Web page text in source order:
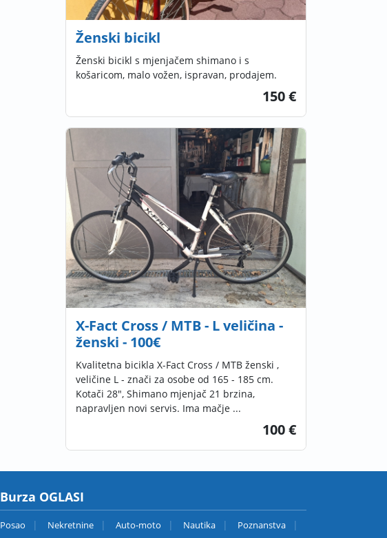
Ženski bicikl
Ženski bicikl s mjenjačem shimano i s
košaricom, malo vožen, ispravan, prodajem.
150 €
X-Fact Cross / MTB - L veličina -
ženski - 100€
Kvalitetna bicikla X-Fact Cross / MTB ženski ,
veličine L - znači za osobe od 165 - 185 cm.
Kotači 28", Shimano mjenjač 21 brzina,
napravljen novi servis. Ima mačje ...
100 €
Burza OGLASI
Posao Nekretnine Auto-moto Nautika
Poznanstva